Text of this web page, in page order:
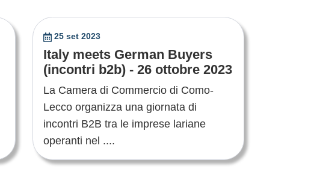
25 set 2023
Italy meets German Buyers
(incontri b2b) - 26 ottobre 2023
La Camera di Commercio di Como-
Lecco organizza una giornata di
incontri B2B tra le imprese lariane
operanti nel ....